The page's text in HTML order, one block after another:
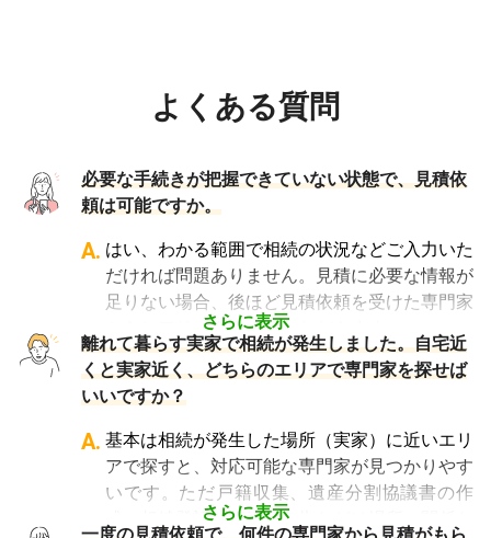
よくある質問
必要な手続きが把握できていない状態で、見積依
頼は可能ですか。
さらに表示
A. はい、わかる範囲で相続の状況などご入力いた
だければ問題ありません。見積に必要な情報が
足りない場合、後ほど見積依頼を受けた専門家
からヒアリングさせていただきます。
離れて暮らす実家で相続が発生しました。自宅近
くと実家近く、どちらのエリアで専門家を探せば
いいですか？
さらに表示
A. 基本は相続が発生した場所（実家）に近いエリ
アで探すと、対応可能な専門家が見つかりやす
いです。ただ戸籍収集、遺産分割協議書の作
成、相続登記、相続税申告などは場所に関係な
一度の見積依頼で、何件の専門家から見積がもら